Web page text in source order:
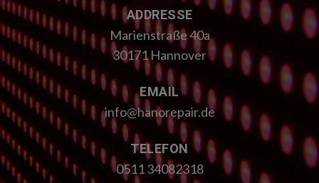
ADDRESSE
Marienstraße 40a
30171 Hannover
EMAIL
info@hanorepair.de
TELEFON
0511 34082318